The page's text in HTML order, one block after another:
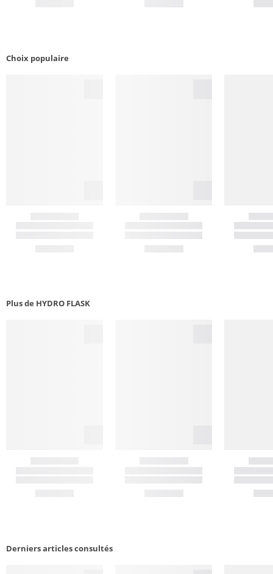
Choix populaire
Plus de HYDRO FLASK
Derniers articles consultés